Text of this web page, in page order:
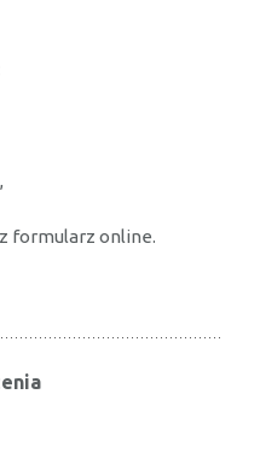
formularz online.